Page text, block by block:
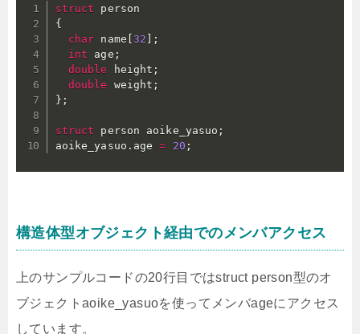
struct
{
char name 32
;
int age ;
double
height ;
double
weight ;
} ;
struct person aoike_yasuo ;
aoike_yasuo . age = 20 ;
構造体型オブジェクト経由でのメンバアクセス
上のサンプルコードの20行目ではstruct person型のオ
ブジェクトaoike_yasuoを使ってメンバageにアクセス
しています。